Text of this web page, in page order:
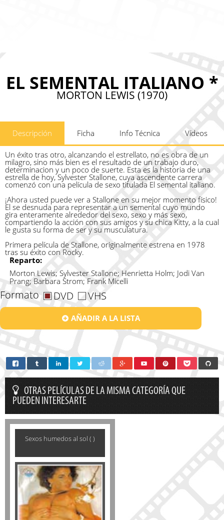
EL SEMENTAL ITALIANO *
MORTON LEWIS (1970)
Descripción Ficha Info Técnica Vídeos
Un éxito tras otro, alcanzando el estrellato, no es obra de un
milagro, sino más bien es el resultado de un trabajo duro,
determinacion y un poco de suerte. Esta es la historia de una
estrella de hoy, Sylvester Stallone, cuya ascendente carrera
comenzó con una película de sexo titulada El semental italiano.
¡Ahora usted puede ver a Stallone en su mejor momento físico!
El se desnuda para representar a un semental cuyo mundo
gira enteramente alrededor del sexo, sexo y más sexo,
compartiendo la acción con sus amigos y su chica Kitty, a la cual
le gusta su forma de ser y su musculatura.
Primera película de Stallone, originalmente estrena en 1978
tras su éxito con Rocky.
Reparto:
Morton Lewis; Sylvester Stallone; Henrietta Holm; Jodi Van
Prang; Barbara Strom; Frank Micelli
Formato DVD VHS
AÑADIR A LA LISTA
OTRAS PELÍCULAS DE LA MISMA CATEGORÍA QUE
PUEDEN INTERESARTE
Sexos humedos al sol ( )